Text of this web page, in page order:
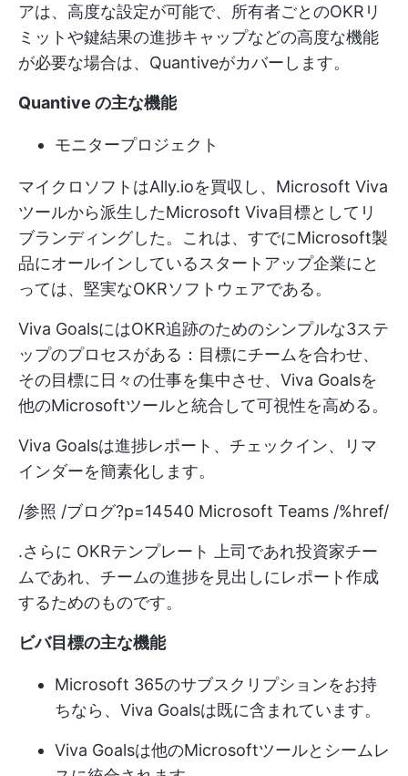
アは、高度な設定が可能で、所有者ごとのOKRリ
ミットや鍵結果の進捗キャップなどの高度な機能
が必要な場合は、Quantiveがカバーします。
Quantive の主な機能
モニタープロジェクト
マイクロソフトはAlly.ioを買収し、Microsoft Viva
ツールから派生したMicrosoft Viva目標としてリ
ブランディングした。これは、すでにMicrosoft製
品にオールインしているスタートアップ企業にと
っては、堅実なOKRソフトウェアである。
Viva GoalsにはOKR追跡のためのシンプルな3ステ
ップのプロセスがある：目標にチームを合わせ、
その目標に日々の仕事を集中させ、Viva Goalsを
他のMicrosoftツールと統合して可視性を高める。
Viva Goalsは進捗レポート、チェックイン、リマ
インダーを簡素化します。
/参照 /ブログ?p=14540 Microsoft Teams /%href/
.さらに OKRテンプレート
上司であれ投資家チー
ムであれ、チームの進捗を見出しにレポート作成
するためのものです。
ビバ目標の主な機能
Microsoft 365のサブスクリプションをお持
ちなら、Viva Goalsは既に含まれています。
Viva Goalsは他のMicrosoftツールとシームレ